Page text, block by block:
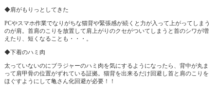
◆肩がもりっとしてきた
PCやスマホ作業でなりがちな猫背や緊張感が続くと力が入って上がってしまう
のが肩。首肩のこりを放置して肩上がりのクセがついてしまうと首のシワが増
えたり、短くなることも・・・。
◆下着のハミ肉
太っていないのにブラジャーのハミ肉を気にするようになったら、背中が丸ま
って肩甲骨の位置がずれている証拠。猫背を出来るだけ回避し首と肩のこりを
ほぐすようにして亀さん化回避が必要！！